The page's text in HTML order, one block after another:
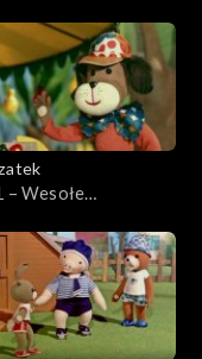
– Wesołe